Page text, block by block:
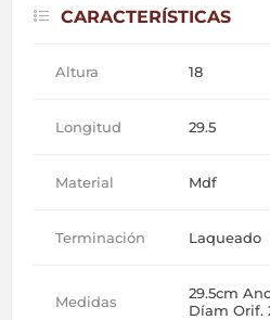
CARACTERÍSTICAS
Altura 18
Longitud 29.5
Material Mdf
Terminación Laqueado
Medidas
29.5cm
Díam Orif.